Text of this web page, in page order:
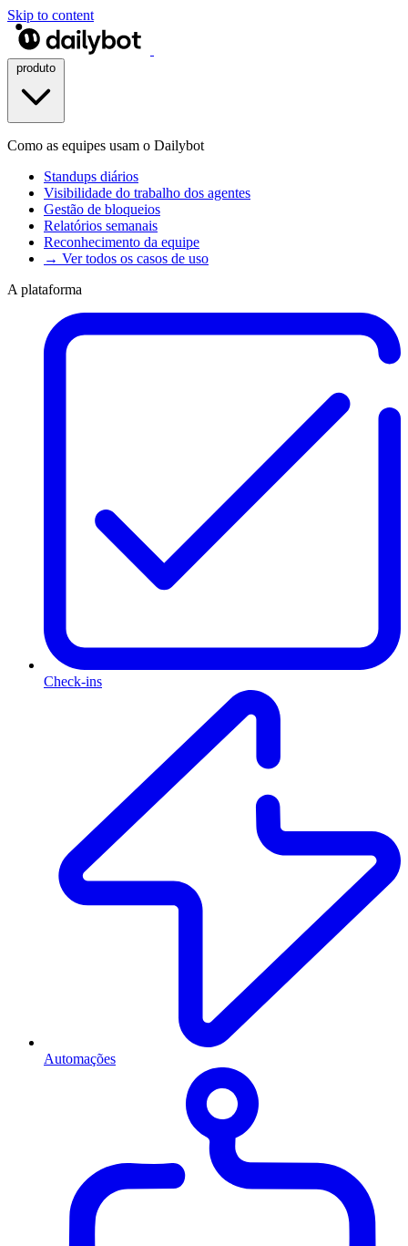
Skip to content
Como as equipes usam o Dailybot
Standups diários
Visibilidade do trabalho dos agentes
Gestão de bloqueios
Relatórios semanais
Reconhecimento da equipe
→ Ver todos os casos de uso
A plataforma
Check-ins
Automações